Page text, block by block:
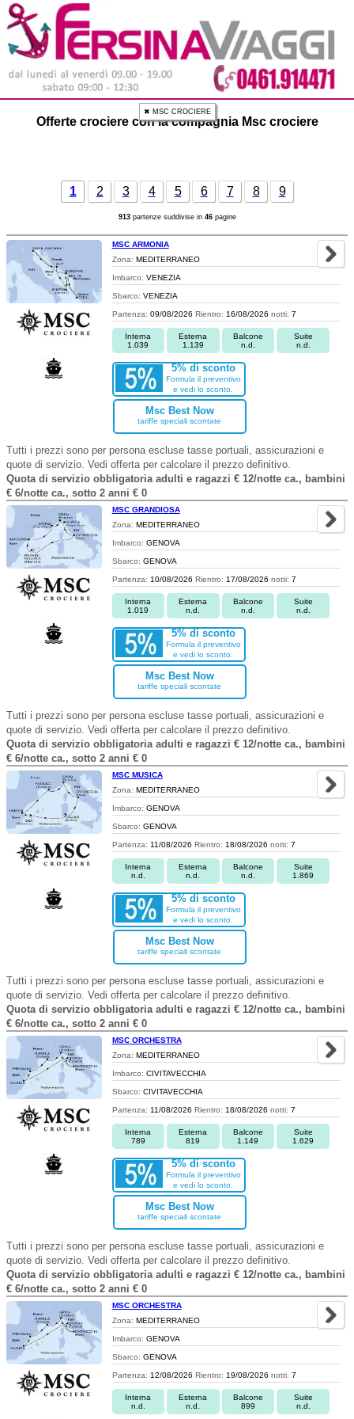
✖ MSC CROCIERE
Offerte crociere con la compagnia Msc crociere
1 2 3 4 5 6 7 8 9
913partenze suddivise in 46pagine
MSC ARMONIA
Zona: MEDITERRANEO
Imbarco: VENEZIA
Sbarco: VENEZIA
Partenza: 09/08/2026 Rientro: 16/08/2026 notti: 7
Interna
1.039
Esterna
1.139
Balcone
n.d.
Suite
n.d.
5% di sconto
Formula il preventivo
e vedi lo sconto.
Msc Best Now
tariffe speciali scontate
Tutti i prezzi sono per persona escluse tasse portuali, assicurazioni e
quote di servizio. Vedi offerta per calcolare il prezzo definitivo.
Quota di servizio obbligatoria adulti e ragazzi € 12/notte ca., bambini
€ 6/notte ca., sotto 2 anni € 0
MSC GRANDIOSA
Zona: MEDITERRANEO
Imbarco: GENOVA
Sbarco: GENOVA
Partenza: 10/08/2026 Rientro: 17/08/2026 notti: 7
Interna
1.019
Esterna
n.d.
Balcone
n.d.
Suite
n.d.
5% di sconto
Formula il preventivo
e vedi lo sconto.
Msc Best Now
tariffe speciali scontate
Tutti i prezzi sono per persona escluse tasse portuali, assicurazioni e
quote di servizio. Vedi offerta per calcolare il prezzo definitivo.
Quota di servizio obbligatoria adulti e ragazzi € 12/notte ca., bambini
€ 6/notte ca., sotto 2 anni € 0
MSC MUSICA
Zona: MEDITERRANEO
Imbarco: GENOVA
Sbarco: GENOVA
Partenza: 11/08/2026 Rientro: 18/08/2026 notti: 7
Interna
n.d.
Esterna
n.d.
Balcone
n.d.
Suite
1.869
5% di sconto
Formula il preventivo
e vedi lo sconto.
Msc Best Now
tariffe speciali scontate
Tutti i prezzi sono per persona escluse tasse portuali, assicurazioni e
quote di servizio. Vedi offerta per calcolare il prezzo definitivo.
Quota di servizio obbligatoria adulti e ragazzi € 12/notte ca., bambini
€ 6/notte ca., sotto 2 anni € 0
MSC ORCHESTRA
Zona: MEDITERRANEO
Imbarco: CIVITAVECCHIA
Sbarco: CIVITAVECCHIA
Partenza: 11/08/2026 Rientro: 18/08/2026 notti: 7
Interna
789
Esterna
819
Balcone
1.149
Suite
1.629
5% di sconto
Formula il preventivo
e vedi lo sconto.
Msc Best Now
tariffe speciali scontate
Tutti i prezzi sono per persona escluse tasse portuali, assicurazioni e
quote di servizio. Vedi offerta per calcolare il prezzo definitivo.
Quota di servizio obbligatoria adulti e ragazzi € 12/notte ca., bambini
€ 6/notte ca., sotto 2 anni € 0
MSC ORCHESTRA
Zona: MEDITERRANEO
Imbarco: GENOVA
Sbarco: GENOVA
Partenza: 12/08/2026 Rientro: 19/08/2026 notti: 7
Interna
n.d.
Esterna
n.d.
Balcone
899
Suite
n.d.